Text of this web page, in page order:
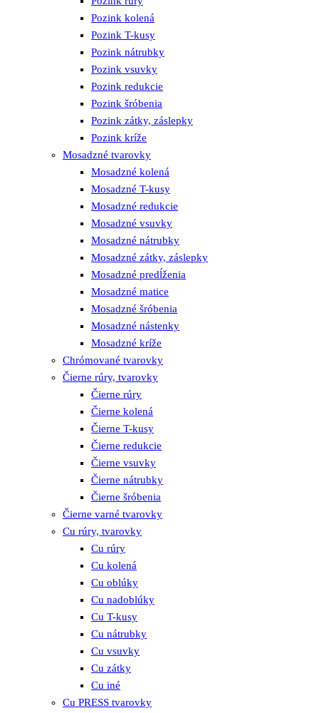
Pozink kolená
Pozink T-kusy
Pozink nátrubky
Pozink vsuvky
Pozink redukcie
Pozink šróbenia
Pozink zátky, záslepky
Pozink kríže
Mosadzné tvarovky
Mosadzné kolená
Mosadzné T-kusy
Mosadzné redukcie
Mosadzné vsuvky
Mosadzné nátrubky
Mosadzné zátky, záslepky
Mosadzné predĺženia
Mosadzné matice
Mosadzné šróbenia
Mosadzné nástenky
Mosadzné kríže
Chrómované tvarovky
Čierne rúry, tvarovky
Čierne rúry
Čierne kolená
Čierne T-kusy
Čierne redukcie
Čierne vsuvky
Čierne nátrubky
Čierne šróbenia
Čierne varné tvarovky
Cu rúry, tvarovky
Cu rúry
Cu kolená
Cu oblúky
Cu nadoblúky
Cu T-kusy
Cu nátrubky
Cu vsuvky
Cu zátky
Cu iné
Cu PRESS tvarovky